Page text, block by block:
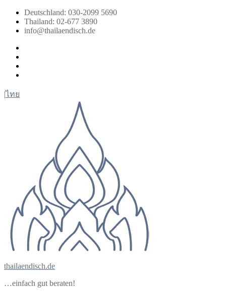
Zum
Inhalt
springen
Deutschland: 030-2099 5690
Thailand: 02-677 3890
info@thailaendisch.de
|ไทย
thailaendisch.de
…einfach gut beraten!